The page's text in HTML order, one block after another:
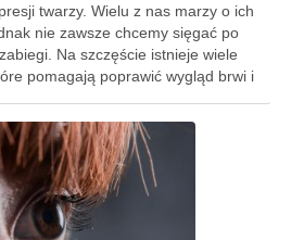
twarzy. Wielu z nas marzy o ich
nie zawsze chcemy sięgać po
Na szczęście istnieje wiele
pomagają poprawić wygląd brwi i